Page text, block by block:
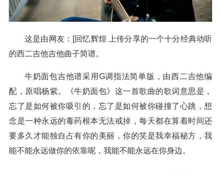
这是由网友：[回忆辉煌 上传分享的一个十分经典动听
的西二吉他吉他曲子简谱。
牛奶面包吉他谱采用G调指法简单版，由西二吉他编
配，原唱杨紫。《牛奶面包》这一首歌曲的歌词意思是，
忘了是如何被你吸引的，忘了是如何被你碰撞了心跳，想
念是一种永远的毒药根本无法戒掉，每天都在算着时间还
要多久才能独自占有你的美丽，你的笑是我幸福秘方，我
能不能永远做你的依靠呢，我能不能永远在你身边。